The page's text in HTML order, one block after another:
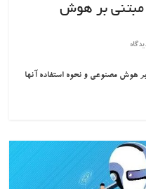
مبتنی بر هوش
هوش مصنوعی و نحوه استفاده آنها